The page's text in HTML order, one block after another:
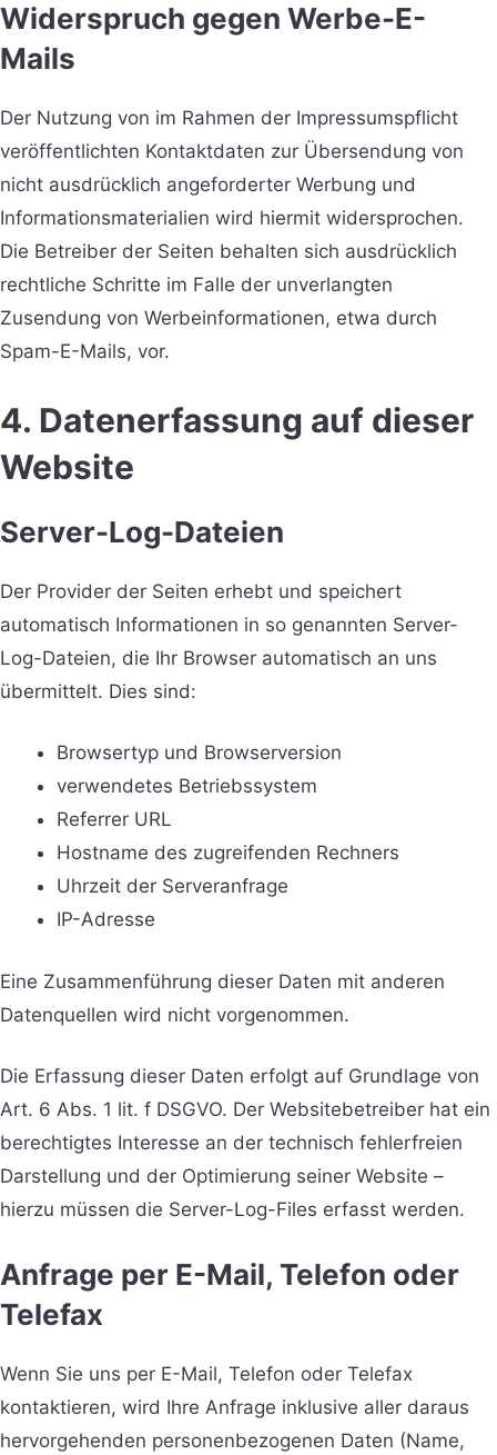
Widerspruch gegen Werbe-E-
Mails
Der Nutzung von im Rahmen der Impressumspflicht
veröffentlichten Kontaktdaten zur Übersendung von
nicht ausdrücklich angeforderter Werbung und
Informationsmaterialien wird hiermit widersprochen.
Die Betreiber der Seiten behalten sich ausdrücklich
rechtliche Schritte im Falle der unverlangten
Zusendung von Werbeinformationen, etwa durch
Spam-E-Mails, vor.
4. Datenerfassung auf dieser
Website
Server-Log-Dateien
Der Provider der Seiten erhebt und speichert
automatisch Informationen in so genannten Server-
Log-Dateien, die Ihr Browser automatisch an uns
übermittelt. Dies sind:
Browsertyp und Browserversion
verwendetes Betriebssystem
Referrer URL
Hostname des zugreifenden Rechners
Uhrzeit der Serveranfrage
IP-Adresse
Eine Zusammenführung dieser Daten mit anderen
Datenquellen wird nicht vorgenommen.
Die Erfassung dieser Daten erfolgt auf Grundlage von
Art. 6 Abs. 1 lit. f DSGVO. Der Websitebetreiber hat ein
berechtigtes Interesse an der technisch fehlerfreien
Darstellung und der Optimierung seiner Website –
hierzu müssen die Server-Log-Files erfasst werden.
Anfrage per E-Mail, Telefon oder
Telefax
Wenn Sie uns per E-Mail, Telefon oder Telefax
kontaktieren, wird Ihre Anfrage inklusive aller daraus
hervorgehenden personenbezogenen Daten (Name,